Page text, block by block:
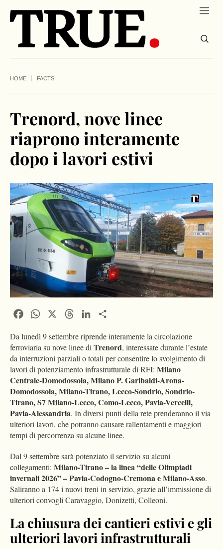
HOME FACTS
Trenord, nove linee
riaprono interamente
dopo i lavori estivi
FacebookWhatsApp ThreadsLinkedIn
Da lunedì 9 settembre riprende interamente la circolazione
ferroviaria su nove linee diTrenord, interessate durante l’estate
da interruzioni parziali o totali per consentire lo svolgimento di
lavori di potenziamento infrastrutturale di RFI: Milano
Centrale-Domodossola, Milano P. Garibaldi-Arona-
Domodossola, Milano-Tirano, Lecco-Sondrio, Sondrio-
Tirano, S7 Milano-Lecco, Como-Lecco, Pavia-Vercelli,
Pavia-Alessandria. In diversi punti della rete prenderanno il via
ulteriori lavori, che potranno causare rallentamenti e maggiori
tempi di percorrenza su alcune linee.
Dal 9 settembre sarà potenziato il servizio su alcuni
collegamenti: Milano-Tirano – la linea “delle Olimpiadi
invernali 2026” – Pavia-Codogno-Cremona e Milano-Asso.
Saliranno a 174 i nuovi treni in servizio, grazie all’immissione di
ulteriori convogli Caravaggio, Donizetti, Colleoni.
La chiusura dei cantieri estivi e gli
ulteriori lavori infrastrutturali